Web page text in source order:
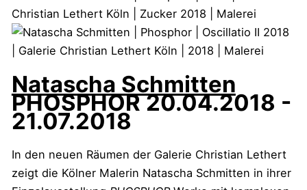
Natascha Schmitten
PHOSPHOR 20.04.2018 -
21.07.2018
In den neuen Räumen der Galerie Christian Lethert
zeigt die Kölner Malerin Natascha Schmitten in ihrer